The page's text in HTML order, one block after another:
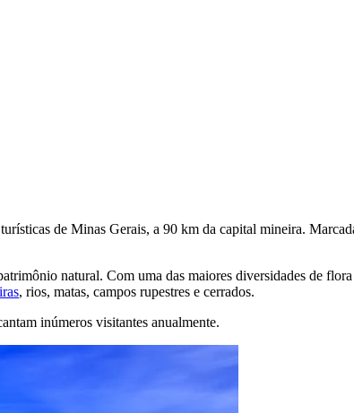
de Minas Gerais, a 90 km da capital mineira.
natural. Com uma das maiores diversidades de
, rios, matas, campos rupestres e cerrados.
inúmeros visitantes anualmente.